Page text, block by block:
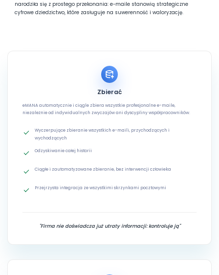
narodziła się z prostego przekonania: e-maile stanowią strategiczne
cyfrowe dziedzictwo, które zasługuje na suwerenność i waloryzację.
Zbierać
eMANA automatycznie i ciągle zbiera wszystkie profesjonalne e-maile,
niezależnie od indywidualnych zwyczajów ani dyscypliny współpracowników.
Wyczerpujące zbieranie wszystkich e-maili, przychodzących i
wychodzących
Odzyskiwanie całej historii
Ciągłe i zautomatyzowane zbieranie, bez interwencji człowieka
Przejrzysta integracja ze wszystkimi skrzynkami pocztowymi
"Firma nie doświadcza już utraty informacji: kontroluje ją"